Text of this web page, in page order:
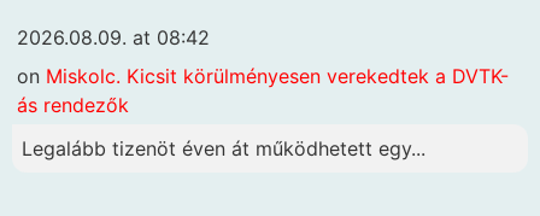
2026.08.09. at 08:42
on Miskolc. Kicsit körülményesen verekedtek a DVTK-
ás rendezők
Legalább tizenöt éven át működhetett egy...